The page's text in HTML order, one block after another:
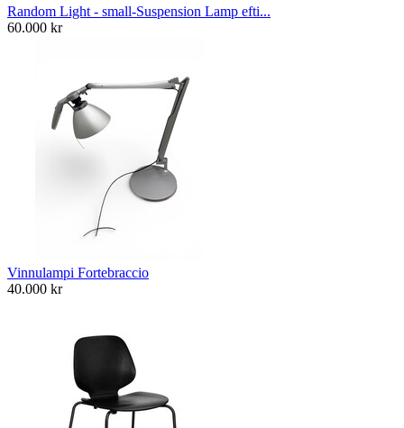
Random Light - small-Suspension Lamp efti...
60.000 kr
Vinnulampi Fortebraccio
40.000 kr